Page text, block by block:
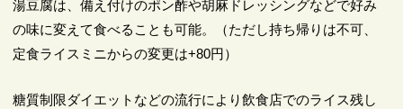
湯豆腐は、備え付けのポン酢や胡麻ドレッシングなどで好み
の味に変えて食べることも可能。（ただし持ち帰りは不可、
定食ライスミニからの変更は+80円）
糖質制限ダイエットなどの流行により飲食店でのライス残し